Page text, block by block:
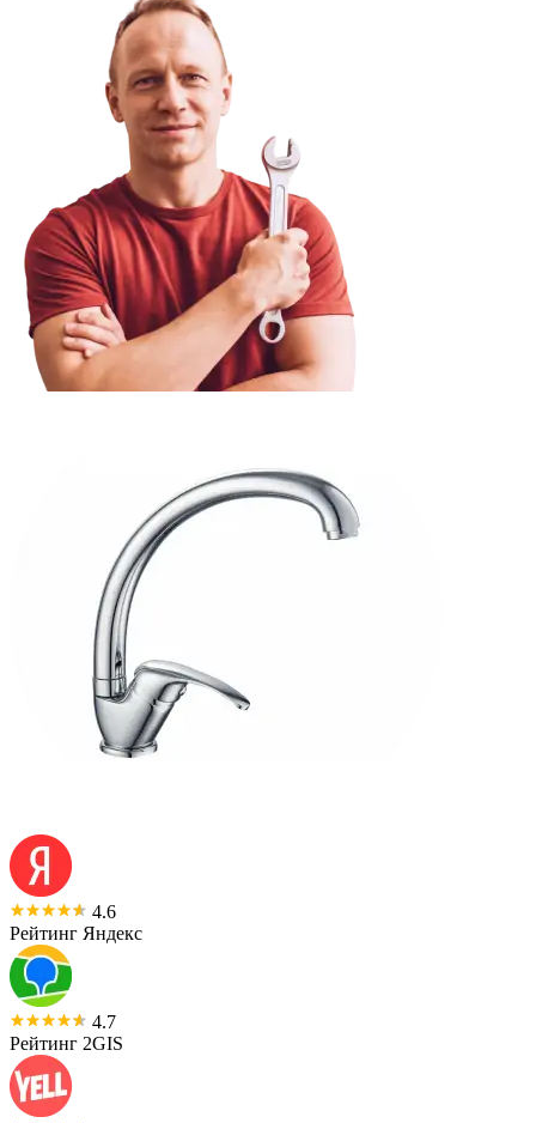
4.6
Рейтинг Яндекс
4.7
Рейтинг 2GIS